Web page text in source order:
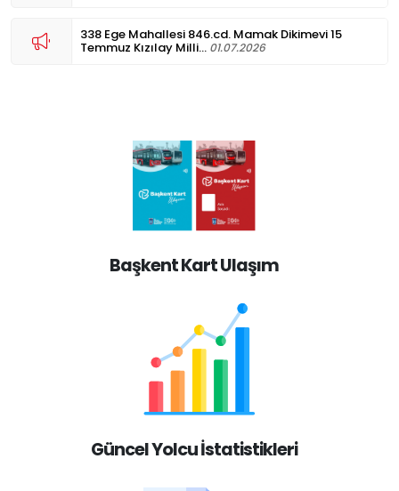
338 Ege Mahallesi 846.cd. Mamak Dikimevi 15
Temmuz Kızılay Milli... 01.07.2026
Başkent Kart Ulaşım
Güncel Yolcu İstatistikleri